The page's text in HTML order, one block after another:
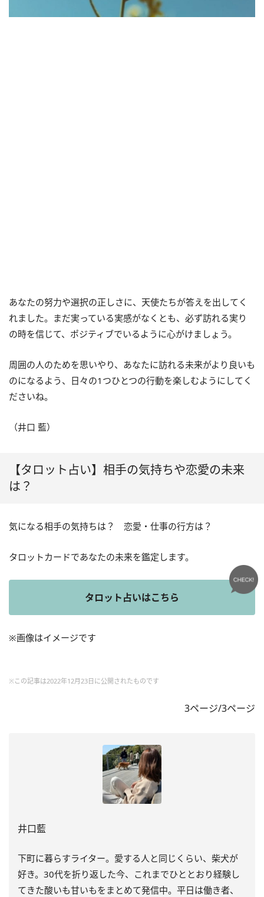
あなたの努力や選択の正しさに、天使たちが答えを出してく
れました。まだ実っている実感がなくとも、必ず訪れる実り
の時を信じて、ポジティブでいるように心がけましょう。
周囲の人のためを思いやり、あなたに訪れる未来がより良いも
のになるよう、日々の1つひとつの行動を楽しむようにしてく
ださいね。
（井口 藍）
【タロット占い】相手の気持ちや恋愛の未来
は？
気になる相手の気持ちは？ 恋愛・仕事の行方は？
タロットカードであなたの未来を鑑定します。
タロット占いはこちら
※画像はイメージです
※この記事は2022年12月23日に公開されたものです
3ページ/3ページ
井口藍
下町に暮らすライター。愛する人と同じくらい、柴犬が
好き。30代を折り返した今、これまでひととおり経験し
てきた酸いも甘いもをまとめて発信中。平日は働き者、